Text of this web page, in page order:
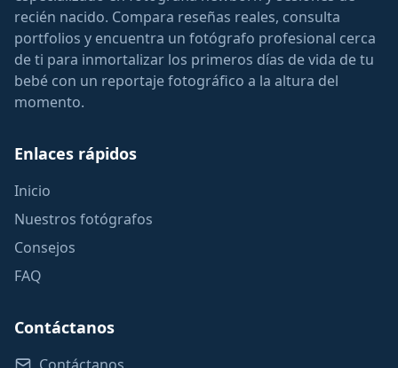
recién nacido. Compara reseñas reales, consulta
portfolios y encuentra un fotógrafo profesional cerca
de ti para inmortalizar los primeros días de vida de tu
bebé con un reportaje fotográfico a la altura del
momento.
Enlaces rápidos
Inicio
Nuestros fotógrafos
Consejos
FAQ
Contáctanos